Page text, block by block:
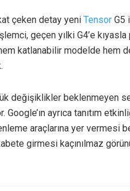
çeken detay yeni Tensor G5
geçen yılki G4’e
katlanabilir modelde hem
değişiklikler beklenmeyen
Google’ın ayrıca tanıtım
araçlarına yer vermesi
girmesi kaçınılmaz